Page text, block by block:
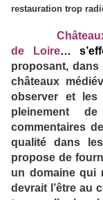
restauration trop
Châteaux et
de Loire…
proposant,
châteaux
observer et les
pleinement
commentaires
qualité dans
propose de
un domaine qui
devrait l’être au